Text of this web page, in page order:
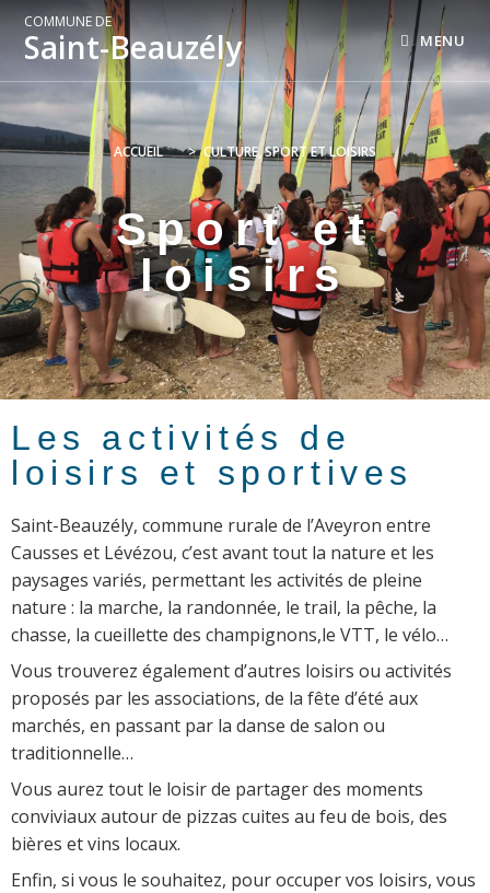
COMMUNE DE
Saint-Beauzély MENU
ACCUEIL > CULTURE, SPORT ET LOISIRS
Sport et
loisirs
Les activités de
loisirs et sportives
Saint-Beauzély, commune rurale de l’Aveyron entre
Causses et Lévézou, c’est avant tout la nature et les
paysages variés, permettant les activités de pleine
nature : la marche, la randonnée, le trail, la pêche, la
chasse, la cueillette des champignons,le VTT, le vélo…
Vous trouverez également d’autres loisirs ou activités
proposés par les associations, de la fête d’été aux
marchés, en passant par la danse de salon ou
traditionnelle…
Vous aurez tout le loisir de partager des moments
conviviaux autour de pizzas cuites au feu de bois, des
bières et vins locaux.
Enfin, si vous le souhaitez, pour occuper vos loisirs, vous